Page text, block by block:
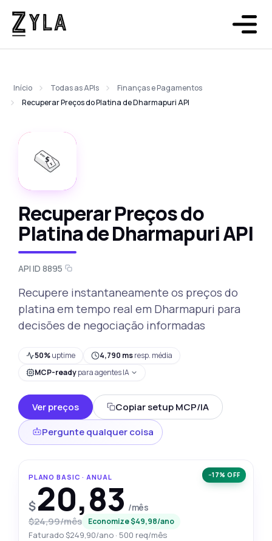
Início Todas as APIs
Finanças e Pagamentos
Recuperar Preços do Platina de Dharmapuri API
Recuperar Preços do
Platina de Dharmapuri API
API ID 8895
Recupere instantaneamente os preços do
platina em tempo real em Dharmapuri para
decisões de negociação informadas
50%uptime 4,790 msresp. média
MCP-readypara agentes IA
Ver preços
Copiar setup MCP/IA
Pergunte qualquer coisa
−17% OFF
PLANO BASIC · ANUAL
$20,83 /mês
$24,99/mês Economize $49,98/ano
Faturado $249,90/ano · 500 req/mês